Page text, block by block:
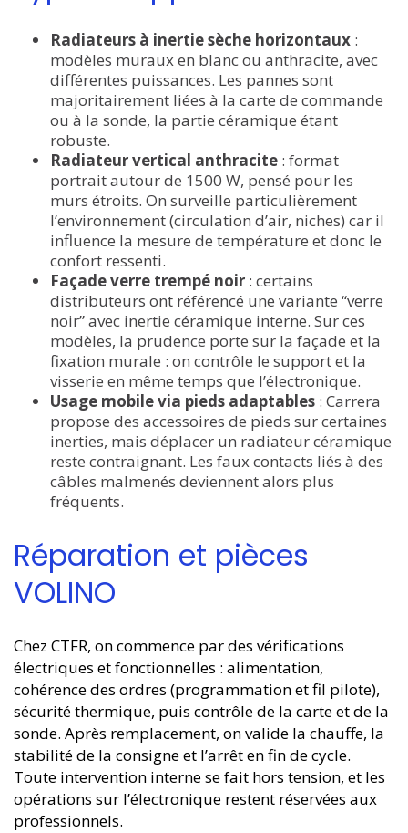
Radiateurs à inertie sèche horizontaux :
modèles muraux en blanc ou anthracite, avec
différentes puissances. Les pannes sont
majoritairement liées à la carte de commande
ou à la sonde, la partie céramique étant
robuste.
Radiateur vertical anthracite : format
portrait autour de 1500 W, pensé pour les
murs étroits. On surveille particulièrement
l’environnement (circulation d’air, niches) car il
influence la mesure de température et donc le
confort ressenti.
Façade verre trempé noir : certains
distributeurs ont référencé une variante “verre
noir” avec inertie céramique interne. Sur ces
modèles, la prudence porte sur la façade et la
fixation murale : on contrôle le support et la
visserie en même temps que l’électronique.
Usage mobile via pieds adaptables : Carrera
propose des accessoires de pieds sur certaines
inerties, mais déplacer un radiateur céramique
reste contraignant. Les faux contacts liés à des
câbles malmenés deviennent alors plus
fréquents.
Réparation et pièces
VOLINO
Chez CTFR, on commence par des vérifications
électriques et fonctionnelles : alimentation,
cohérence des ordres (programmation et fil pilote),
sécurité thermique, puis contrôle de la carte et de la
sonde. Après remplacement, on valide la chauffe, la
stabilité de la consigne et l’arrêt en fin de cycle.
Toute intervention interne se fait hors tension, et les
opérations sur l’électronique restent réservées aux
professionnels.